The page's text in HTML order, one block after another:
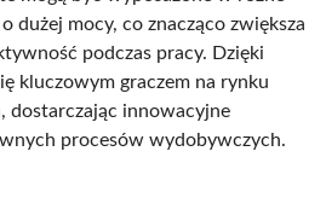
dużej mocy, co znacząco zwiększa
podczas pracy. Dzięki
kluczowym graczem na rynku
dostarczając innowacyjne
procesów wydobywczych.